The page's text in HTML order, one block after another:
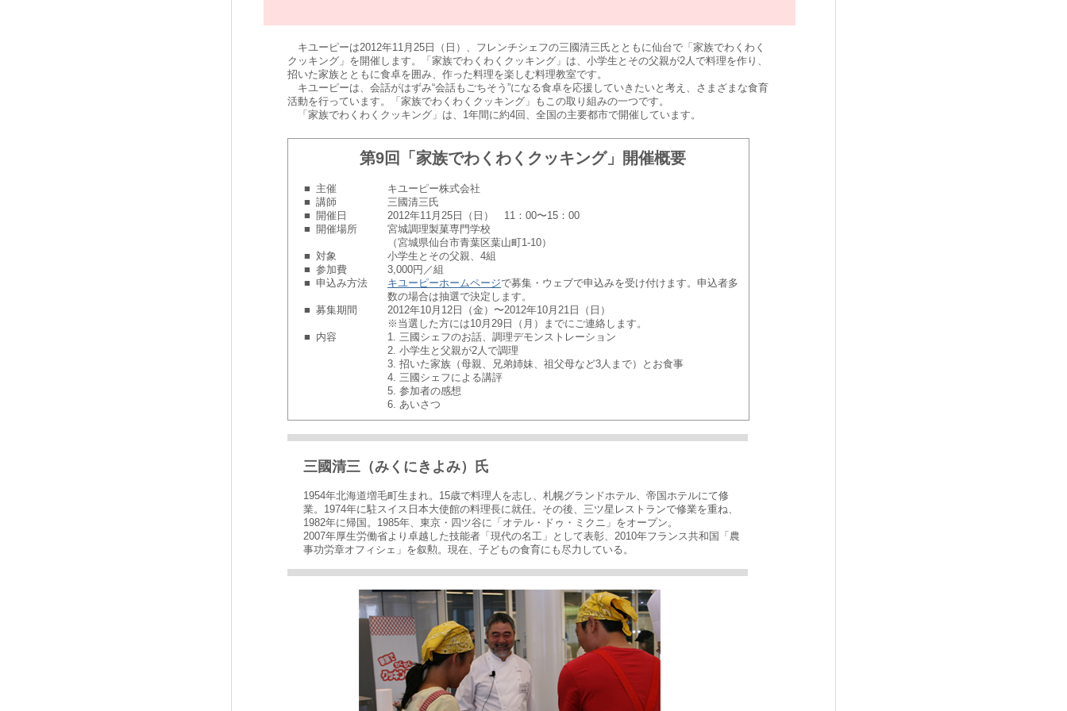
キユーピーは2012年11月25日（日）、フレンチシェフの三國清三氏とともに仙台で「家族でわくわく
クッキング」を開催します。「家族でわくわくクッキング」は、小学生とその父親が2人で料理を作り、
招いた家族とともに食卓を囲み、作った料理を楽しむ料理教室です。
キユーピーは、会話がはずみ“会話もごちそう”になる食卓を応援していきたいと考え、さまざまな食育
活動を行っています。「家族でわくわくクッキング」もこの取り組みの一つです。
「家族でわくわくクッキング」は、1年間に約4回、全国の主要都市で開催しています。
第9回「家族でわくわくクッキング」開催概要
■ 主催
キユーピー株式会社
■ 講師
三國清三氏
■
開催日
2012年11月25日（日） 11：00〜15：00
■
開催場所
宮城調理製菓専門学校
（宮城県仙台市青葉区葉山町1-10）
■ 対象
小学生とその父親、4組
■ 参加費
3,000円／組
■ 申込み方法 キユーピーホームページで募集・ウェブで申込みを受け付けます。申込者多
数の場合は抽選で決定します。
■ 募集期間
2012年10月12日（金）〜2012年10月21日（日）
※当選した方には10月29日（月）までにご連絡します。
■
内容
1. 三國シェフのお話、調理デモンストレーション
2. 小学生と父親が2人で調理
3. 招いた家族（母親、兄弟姉妹、祖父母など3人まで）とお食事
4. 三國シェフによる講評
5. 参加者の感想
6. あいさつ
三國清三（みくにきよみ）氏
1954年北海道増毛町生まれ。15歳で料理人を志し、札幌グランドホテル、帝国ホテルにて修
業。1974年に駐スイス日本大使館の料理長に就任。その後、三ツ星レストランで修業を重ね、
1982年に帰国。1985年、東京・四ツ谷に「オテル・ドゥ・ミクニ」をオープン。
2007年厚生労働省より卓越した技能者「現代の名工」として表彰、2010年フランス共和国「農
事功労章オフィシェ」を叙勲。現在、子どもの食育にも尽力している。